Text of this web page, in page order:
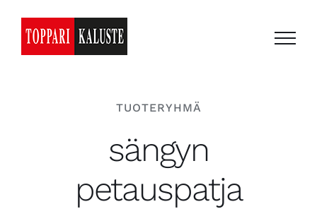
content
TUOTERYHMÄ
sängyn
petauspatja